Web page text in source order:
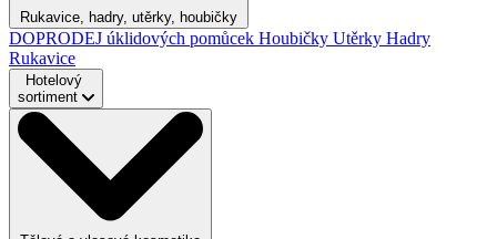
Rukavice, hadry, utěrky, houbičky
DOPRODEJ úklidových pomůcek Houbičky Utěrky Hadry
Rukavice
Hotelový
sortiment